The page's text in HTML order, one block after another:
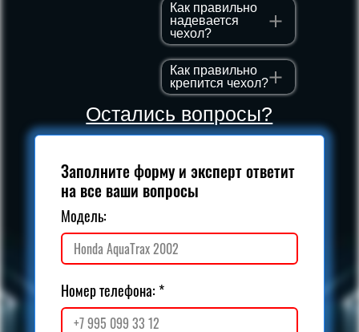
Как правильно
надевается
чехол?
Как правильно
крепится чехол?
Остались вопросы?
Заполните форму и эксперт ответит
на все ваши вопросы
Модель:
Номер телефона: